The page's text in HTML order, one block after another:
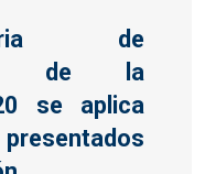
de
de la
se aplica